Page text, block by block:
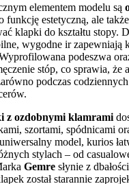
elementem modelu są
funkcję estetyczną, ale
klapki do kształtu stopy.
wygodne ir zapewniają
podeszwa
stóp, co sprawia, że
podczas
z ozdobnymi klamrami
szortami, spódnicami
model, kurios
stylach – od
Gemre słynie z
został starannie